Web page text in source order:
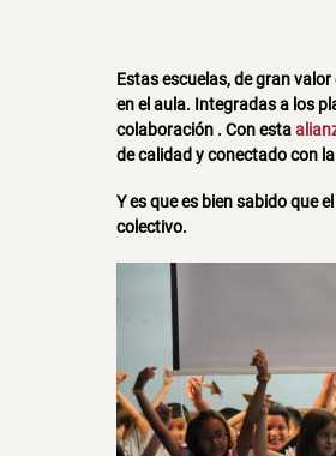
Estas escuelas, de gran
en el aula. Integradas a los
colaboración . Con esta
de calidad y conectado con
Y es que es bien sabido que
colectivo.